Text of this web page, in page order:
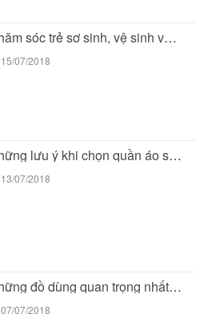
Chăm sóc trẻ sơ sinh, vệ sinh vùng rốn
15/07/2018
Những lưu ý khi chọn quần áo sơ sinh...
13/07/2018
Những đồ dùng quan trọng nhất trong giỏ đồ...
07/07/2018